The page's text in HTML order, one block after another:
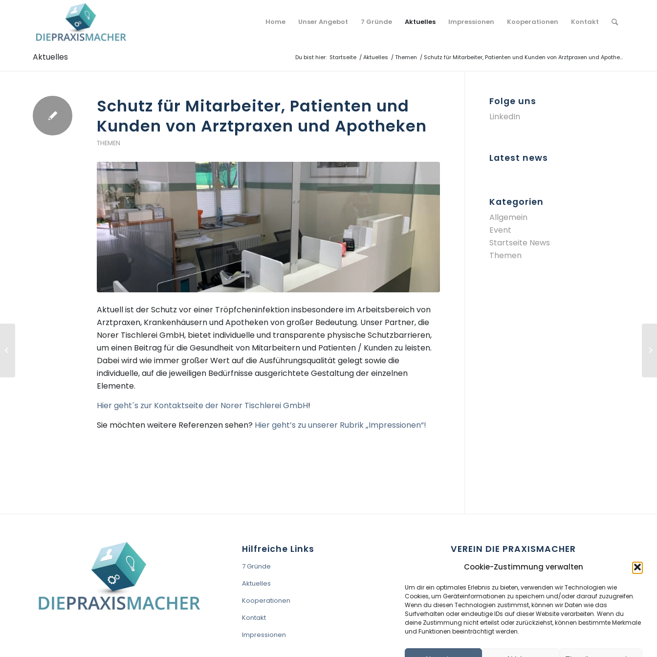
Cookie-Zustimmung verwalten
Um dir ein optimales Erlebnis zu bieten, verwenden wir Technologien wie
Cookies, um Geräteinformationen zu speichern und/oder darauf zuzugreifen.
Wenn du diesen Technologien zustimmst, können wir Daten wie das
Surfverhalten oder eindeutige IDs auf dieser Website verarbeiten. Wenn du
deine Zustimmung nicht erteilst oder zurückziehst, können bestimmte Merkmale
und Funktionen beeinträchtigt werden.
Home Unser Angebot 7 Gründe Aktuelles Impressionen Kooperationen Kontakt
Aktuelles Du bist hier: Startseite /Aktuelles /Themen / Schutz für Mitarbeiter, Patienten und Kunden von Arztpraxen und Apothe...
Schutz für Mitarbeiter, Patienten und
Kunden von Arztpraxen und Apotheken
THEMEN
Aktuell ist der Schutz vor einer Tröpfcheninfektion insbesondere im Arbeitsbereich von
Arztpraxen, Krankenhäusern und Apotheken von großer Bedeutung. Unser Partner, die
Norer Tischlerei GmbH, bietet individuelle und transparente physische Schutzbarrieren,
um einen Beitrag für die Gesundheit von Mitarbeitern und Patienten / Kunden zu leisten.
Dabei wird wie immer großer Wert auf die Ausführungsqualität gelegt sowie die
individuelle, auf die jeweiligen Bedürfnisse ausgerichtete Gestaltung der einzelnen
Elemente.
Hier geht´s zur Kontaktseite der Norer Tischlerei GmbH!
Sie möchten weitere Referenzen sehen? Hier geht’s zu unserer Rubrik „Impressionen“!
Folge uns
LinkedIn
Latest news
Kategorien
Allgemein
Event
Startseite News
Themen
Hilfreiche Links
7 Gründe
Aktuelles
Kooperationen
Kontakt
Impressionen
VEREIN DIE PRAXISMACHER
ZVR Nummer:191908529
Kontaktperson:Wolfram Allinger-Csollich
Adresse:Mentlgasse 1, 6020 Innsbruck
Email:info@diepraxismacher.at
Tel:+43 512 209096